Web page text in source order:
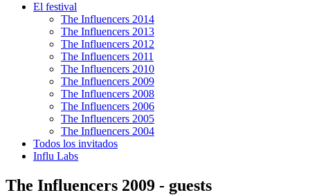
El festival
The Influencers 2014
The Influencers 2013
The Influencers 2012
The Influencers 2011
The Influencers 2010
The Influencers 2009
The Influencers 2008
The Influencers 2006
The Influencers 2005
The Influencers 2004
Todos los invitados
Influ Labs
The Influencers 2009 - guests